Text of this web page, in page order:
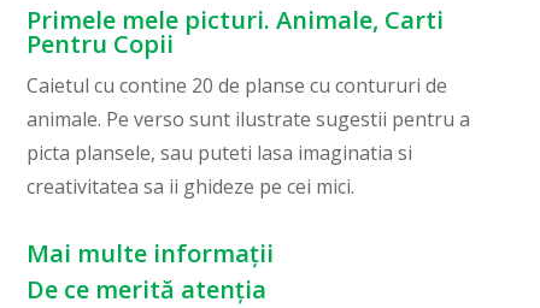
Primele mele picturi. Animale, Carti
Pentru Copii
Caietul cu contine 20 de planse cu contururi de
animale. Pe verso sunt ilustrate sugestii pentru a
picta plansele, sau puteti lasa imaginatia si
creativitatea sa ii ghideze pe cei mici.
Mai multe informații
De ce merită atenția